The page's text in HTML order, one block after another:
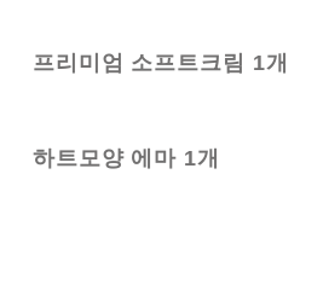
프리미엄 소프트크림 1개
하트모양 에마 1개